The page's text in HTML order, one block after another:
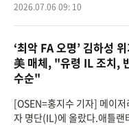
이거스는 고우
2026.07.06 09: 10
‘최악 FA 오명’ 김하성
美 매체, "유령 IL 조치,
수순"
[OSEN=홍지수 기자] 메이
자 명단(IL)에 올랐다.애틀